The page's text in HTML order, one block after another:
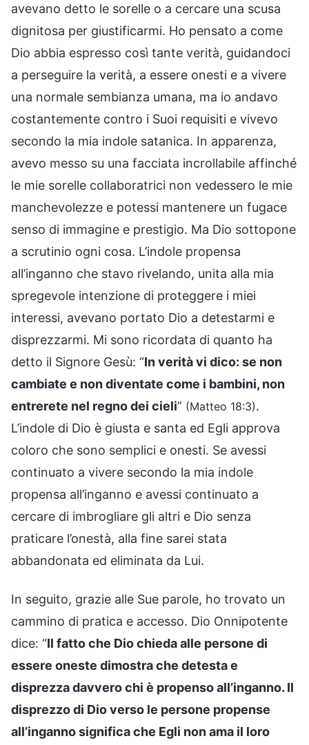
avevano detto le sorelle o a cercare una scusa
dignitosa per giustificarmi. Ho pensato a come
Dio abbia espresso così tante verità, guidandoci
a perseguire la verità, a essere onesti e a vivere
una normale sembianza umana, ma io andavo
costantemente contro i Suoi requisiti e vivevo
secondo la mia indole satanica. In apparenza,
avevo messo su una facciata incrollabile affinché
le mie sorelle collaboratrici non vedessero le mie
manchevolezze e potessi mantenere un fugace
senso di immagine e prestigio. Ma Dio sottopone
a scrutinio ogni cosa. L’indole propensa
all’inganno che stavo rivelando, unita alla mia
spregevole intenzione di proteggere i miei
interessi, avevano portato Dio a detestarmi e
disprezzarmi. Mi sono ricordata di quanto ha
detto il Signore Gesù: “In verità vi dico: se non
cambiate e non diventate come i bambini, non
entrerete nel regno dei cieli” (Matteo 18:3).
L’indole di Dio è giusta e santa ed Egli approva
coloro che sono semplici e onesti. Se avessi
continuato a vivere secondo la mia indole
propensa all’inganno e avessi continuato a
cercare di imbrogliare gli altri e Dio senza
praticare l’onestà, alla fine sarei stata
abbandonata ed eliminata da Lui.
In seguito, grazie alle Sue parole, ho trovato un
cammino di pratica e accesso. Dio Onnipotente
dice: “Il fatto che Dio chieda alle persone di
essere oneste dimostra che detesta e
disprezza davvero chi è propenso all’inganno. Il
disprezzo di Dio verso le persone propense
all’inganno significa che Egli non ama il loro